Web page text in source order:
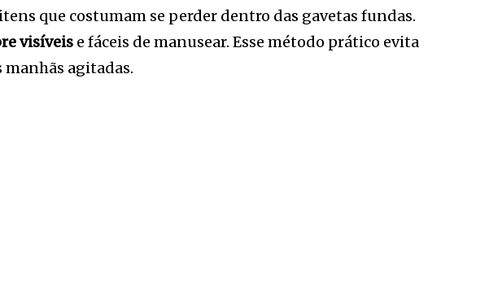
que costumam se perder dentro das gavetas fundas.
visíveis e fáceis de manusear. Esse método prático evita
agitadas.